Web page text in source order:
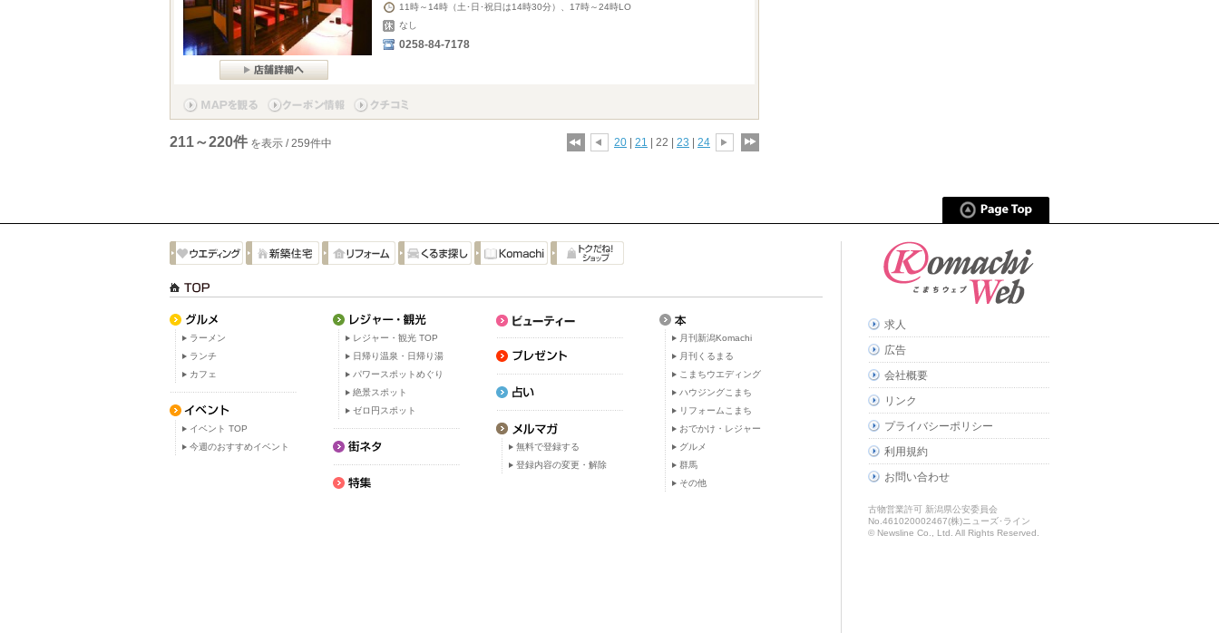
11時～14時（土･日･祝日は14時30分）、17時～24時LO
なし
0258-84-7178
211～220件 を表示 / 259件中 20 | 21 | 22 | 23 | 24
ラーメン
ランチ
カフェ
イベント TOP
今週のおすすめイベント
レジャー・観光 TOP
日帰り温泉・日帰り湯
パワースポットめぐり
絶景スポット
ゼロ円スポット
無料で登録する
登録内容の変更・解除
月刊新潟Komachi
月刊くるまる
こまちウエディング
ハウジングこまち
リフォームこまち
おでかけ・レジャー
グルメ
群馬
その他
求人
広告
会社概要
リンク
プライバシーポリシー
利用規約
お問い合わせ
古物営業許可 新潟県公安委員会
No.461020002467(株)ニューズ･ライン
© Newsline Co., Ltd. All Rights Reserved.